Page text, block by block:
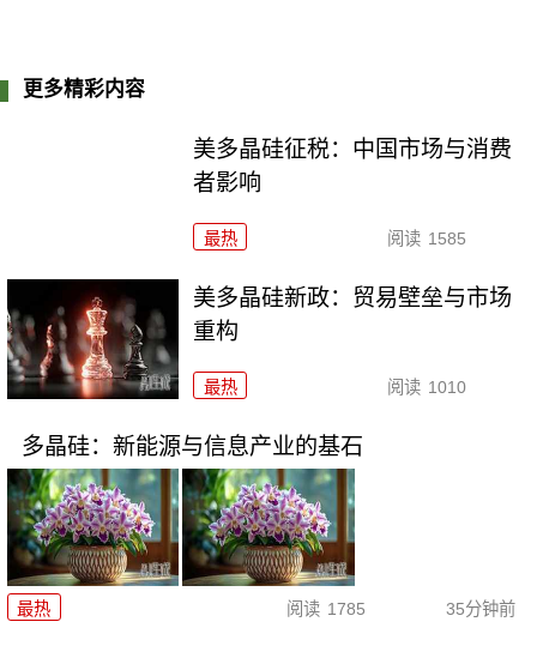
更多精彩内容
美多晶硅征税：中国市场与消费
者影响
最热 阅读 1585
美多晶硅新政：贸易壁垒与市场
重构
最热 阅读 1010
多晶硅：新能源与信息产业的基石
最热 阅读 1785 35分钟前